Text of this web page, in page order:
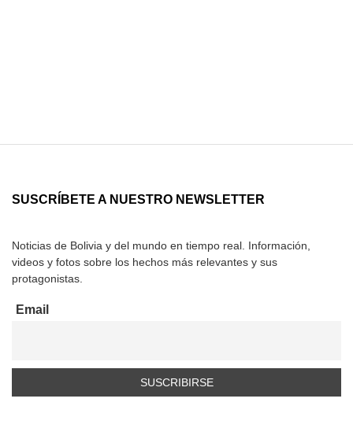
SUSCRÍBETE A NUESTRO NEWSLETTER
Noticias de Bolivia y del mundo en tiempo real. Información,
videos y fotos sobre los hechos más relevantes y sus
protagonistas.
Email